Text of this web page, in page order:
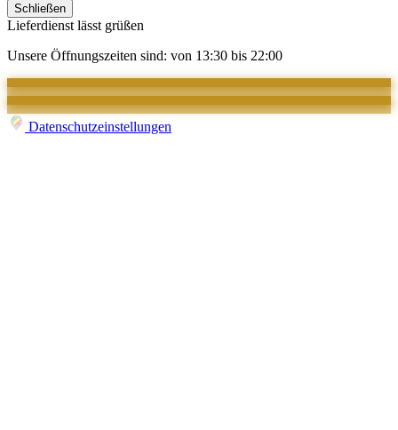
Schließen
Lieferdienst lässt grüßen
Unsere Öffnungszeiten sind: von 13:30 bis 22:00
Datenschutzeinstellungen